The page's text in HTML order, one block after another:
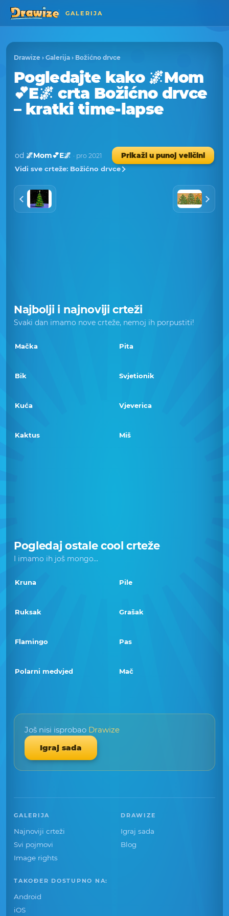
GALERIJA
Drawize › Galerija › Božićno drvce
Pogledajte kako 🌌Mom
💕E🌌 crta Božićno drvce
– kratki time-lapse
od 🌌Mom💕E🌌 · pro 2021
Prikaži u punoj veličini
Vidi sve crteže: Božićno drvce
Najbolji i najnoviji crteži
Svaki dan imamo nove crteže, nemoj ih porpustiti!
Mačka Pita
Bik Svjetionik
Kuća Vjeverica
Kaktus Miš
Pogledaj ostale cool crteže
I imamo ih još mongo...
Kruna Pile
Ruksak Grašak
Flamingo Pas
Polarni medvjed Mač
Još nisi isprobao Drawize
Igraj sada
GALERIJA
Najnoviji crteži
Svi pojmovi
Image rights
DRAWIZE
Igraj sada
Blog
TAKOĐER DOSTUPNO NA:
Android
iOS